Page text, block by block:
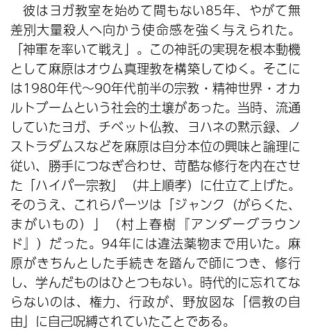
彼はヨガ教室を始めて間もない85年、やがて無
差別大量殺人へ向かう使命感を強く与えられた。
「神軍を率いて戦え」。この神託の実現を根本動機
として麻原はオウム真理教を構築してゆく。そこに
は1980年代～90年代前半の宗教・精神世界・オカ
ルトブームという社会的土壌があった。当時、流通
していたヨガ、チベット仏教、ヨハネの黙示録、ノ
ストラダムスなどを麻原は自分本位の興味と論理に
従い、勝手につなぎ合わせ、苛酷な修行を内在させ
た「ハイパー宗教」（井上順孝）に仕立て上げた。
そのうえ、これらパーツは「ジャンク（がらくた、
まがいもの）」（村上春樹『アンダーグラウン
ド』）だった。94年には違法薬物まで用いた。麻
原がきちんとした手続きを踏んで師につき、修行
し、学んだものはひとつもない。時代的に忘れてな
らないのは、権力、行政が、野放図な「信教の自
由」に自己呪縛されていたことである。